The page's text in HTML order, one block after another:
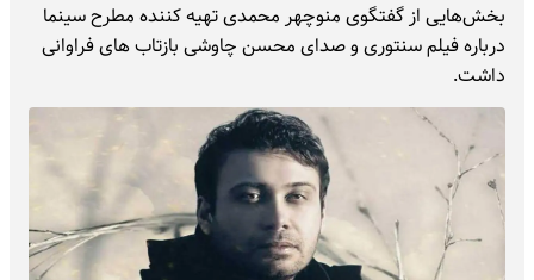
بخش‌هایی از گفتگوی منوچهر محمدی تهیه کننده مطرح سینما
درباره فیلم سنتوری و صدای محسن چاوشی بازتاب های فراوانی
داشت.